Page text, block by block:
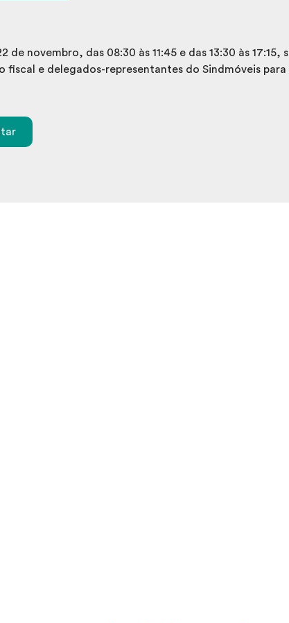
de novembro, das 08:30 às 11:45 e das 13:30 às
fiscal e delegados-representantes do Sindmóveis para